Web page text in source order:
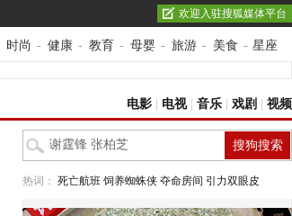
欢迎入驻搜狐媒体平台
时尚 - 健康 - 教育 - 母婴 - 旅游 - 美食 - 星座
电影 电视| 音乐 戏剧 视频
热词： 死亡航班 饲养蜘蛛侠 夺命房间 引力双眼皮